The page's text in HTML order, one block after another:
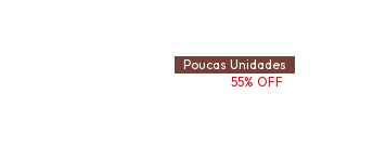
Poucas Unidades
55% OFF